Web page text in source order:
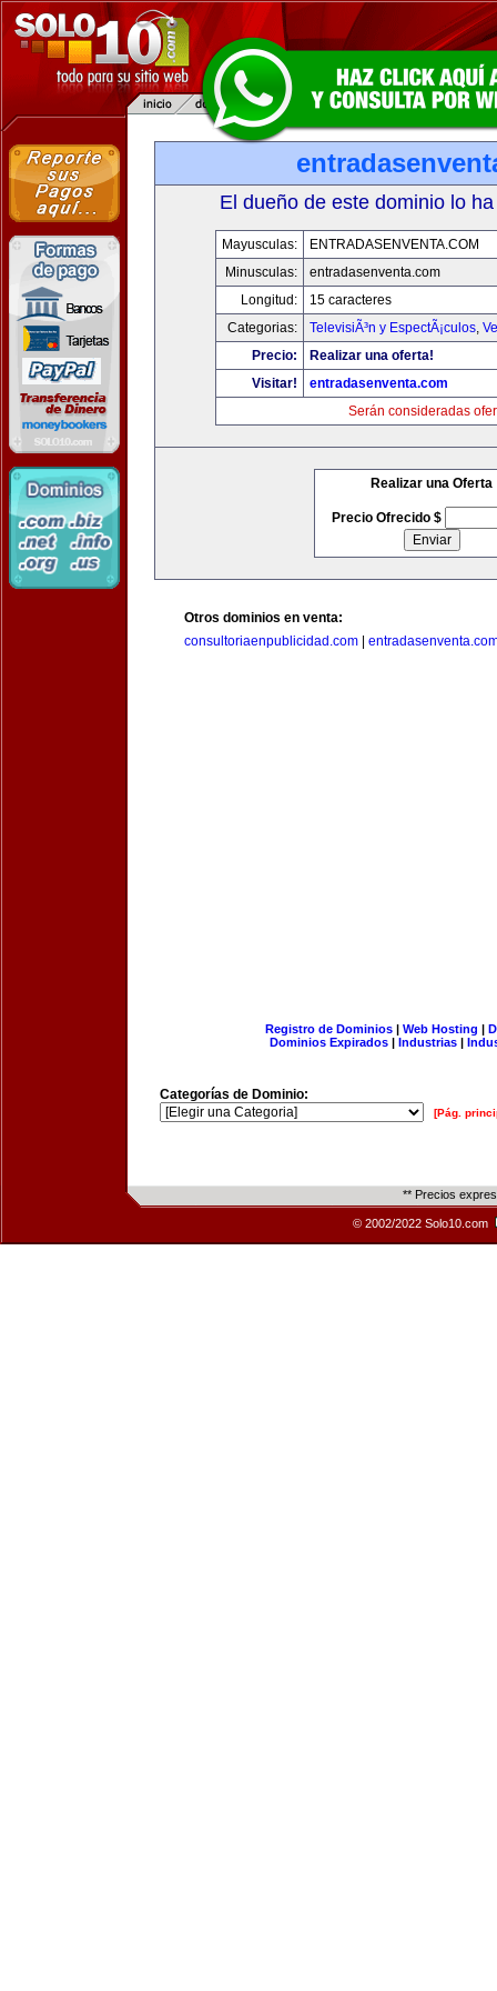
El dueño de este dominio lo
Mayusculas:
ENTRADASENVENTA.COM
Minusculas:
entradasenventa.com
Longitud:
15 caracteres
Categorias:
TelevisiÃ³n y EspectÃ¡culos,
Precio:
Realizar una oferta!
Visitar!
entradasenventa.com
Serán consideradas
Realizar una Oferta
Precio Ofrecido $
Otros dominios en venta:
consultoriaenpublicidad.com
Registro de Dominios| Web Hosting |
Dominios Expirados | Industrias |
Categorías de Dominio:
[Pág.
** Precios
© 2002/2022 Solo10.com